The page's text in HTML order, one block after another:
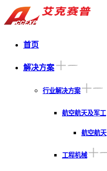
首页
解决方案
行业解决方案
航空航天及军工
航空航天
工程机械